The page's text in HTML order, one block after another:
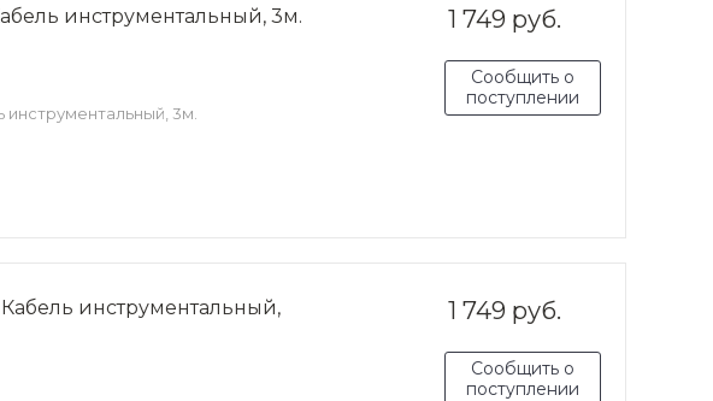
1 749 руб.
Сообщить о
поступлении
инструментальный, 3м.
инструментальный, 3м.
1 749 руб.
Сообщить о
поступлении
инструментальный,